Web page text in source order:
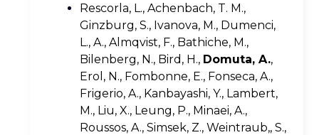
Rescorla, L., Achenbach, T. M.,
Ginzburg, S., Ivanova, M., Dumenci,
L., A., Almqvist, F., Bathiche, M.,
Bilenberg, N., Bird, H., Domuta, A.,
Erol, N., Fombonne, E., Fonseca, A.,
Frigerio, A., Kanbayashi, Y., Lambert,
M., Liu, X., Leung, P., Minaei, A.,
Roussos, A., Simsek, Z., Weintraub,, S.,